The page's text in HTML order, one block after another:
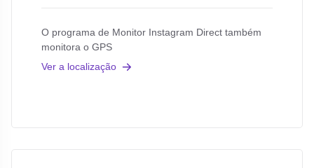
O programa de Monitor Instagram Direct também
monitora o GPS
Ver a localização